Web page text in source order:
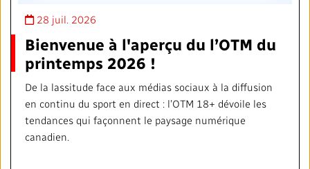
28 juil. 2026
Bienvenue à l'aperçu du l’OTM du
printemps 2026 !
De la lassitude face aux médias sociaux à la diffusion
en continu du sport en direct : l’OTM 18+ dévoile les
tendances qui façonnent le paysage numérique
canadien.